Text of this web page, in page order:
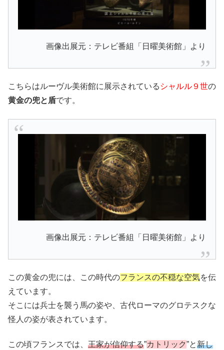
画像出展元：テレビ番組「日曜美術館」より
こちらはルーヴル美術館に展示されている シャルル９世の
黄金の兜と盾です。
画像出展元：テレビ番組「日曜美術館」より
この黄金の兜には、この時代のフランスの不穏な空気を伝
えています。
そこには兵士を襲う馬の姿や、古代ローマのグロテスクな
怪人の姿が表されています。
この頃フランスでは、 王家が信仰する”カトリック”と新し